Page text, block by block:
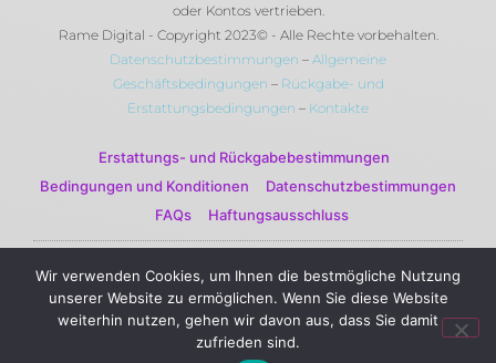
oder Kontos vertrieben.
Rame Digital - Copyright 2023© - Alle Rechte vorbehalten.
Datenschutzbestimmungen – Allgemeine
Geschäftsbedingungen – Rückgabe- und
Erstattungsbedingungen – Kontakte
Erstattungs- und Rückgabebestimmungen
Bedingungen und Konditionen
Datenschutzbestimmungen
FAQs
Haftungsausschluss
© 2023 Rame Digital by Rame Corporation . Alle Rechte
vorbehalten.
Wir verwenden Cookies, um Ihnen die bestmögliche Nutzung
unserer Website zu ermöglichen. Wenn Sie diese Website
weiterhin nutzen, gehen wir davon aus, dass Sie damit
zufrieden sind.